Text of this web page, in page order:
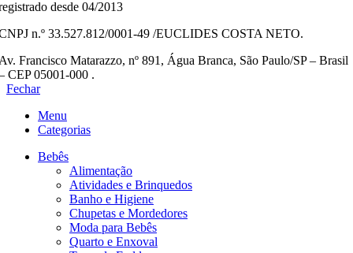
desde 04/2013
n.º 33.527.812/0001-49 /EUCLIDES COSTA NETO.
Francisco Matarazzo, nº 891, Água Branca, São Paulo/SP – Brasil
CEP 05001-000 .
Fechar
Menu
Categorias
Bebês
Alimentação
Atividades e Brinquedos
Banho e Higiene
Chupetas e Mordedores
Moda para Bebês
Quarto e Enxoval